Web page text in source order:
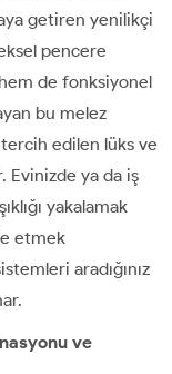
getiren yenilikçi
pencere
de fonksiyonel
bu melez
edilen lüks ve
Evinizde ya da iş
yakalamak
etmek
aradığınız
ve